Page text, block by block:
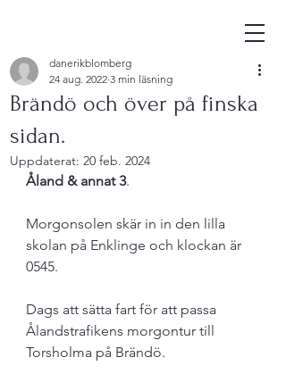
Brändö och över på finska
sidan.
danerikblomberg
24 aug. 2022 3 min läsning
Uppdaterat: 20 feb. 2024
Åland & annat 3.
Morgonsolen skär in in den lilla
skolan på Enklinge och klockan är
0545.
Dags att sätta fart för att passa
Ålandstrafikens morgontur till
Torsholma på Brändö.